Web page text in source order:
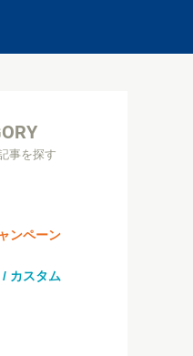
事を探す
ンペーン
/ カスタム